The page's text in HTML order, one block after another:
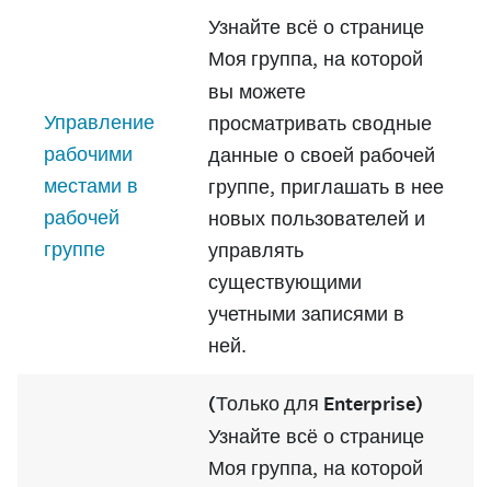
Управление
рабочими
местами в
рабочей
группе
Узнайте всё о странице
Моя группа, на которой
вы можете
просматривать сводные
данные о своей рабочей
группе, приглашать в нее
новых пользователей и
управлять
существующими
учетными записями в
ней.
(Только для Enterprise)
Узнайте всё о странице
Моя группа, на которой